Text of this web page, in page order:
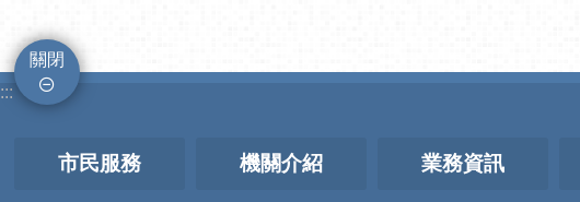
關閉
:::
市民服務 機關介紹 業務資訊